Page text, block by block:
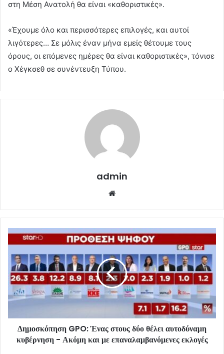
στη Μέση Ανατολή θα είναι «καθοριστικές».
«Έχουμε όλο και περισσότερες επιλογές, και αυτοί
λιγότερες… Σε μόλις έναν μήνα εμείς θέτουμε τους
όρους, οι επόμενες ημέρες θα είναι καθοριστικές», τόνισε
ο Χέγκσεθ σε συνέντευξη Τύπου.
admin
Δημοσκόπηση GPO: Ένας στους δύο θέλει αυτοδύναμη
κυβέρνηση - Ακόμη και με επαναλαμβανόμενες εκλογές